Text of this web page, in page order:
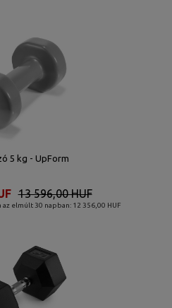
5 kg - UpForm
elmúlt 30 napban: 12 356,00 HUF
13 596,00 HUF